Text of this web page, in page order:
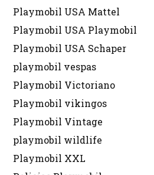
Playmobil USA Mattel
Playmobil USA Playmobil
Playmobil USA Schaper
playmobil vespas
Playmobil Victoriano
Playmobil vikingos
Playmobil Vintage
playmobil wildlife
Playmobil XXL